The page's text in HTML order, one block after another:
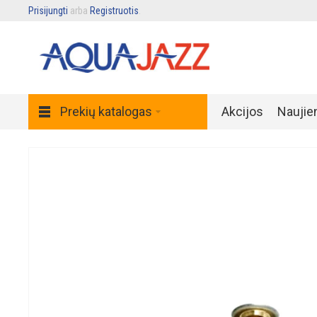
Prisijungti arba Registruotis
Prekių katalogas Akcijos